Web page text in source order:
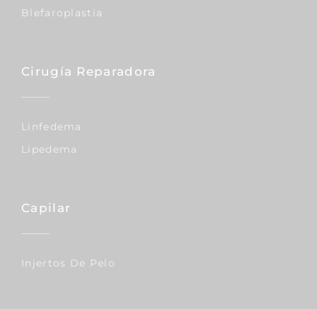
Blefaroplastia
Cirugía Reparadora
Linfedema
Lipedema
Capilar
Injertos De Pelo